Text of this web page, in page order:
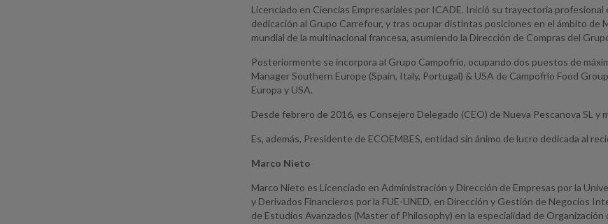
Licenciado en Ciencias Empresariales por ICADE. Inició su trayectoria
dedicación al Grupo Carrefour, y tras ocupar distintas posiciones en el ámbito de
mundial de la multinacional francesa, asumiendo la Dirección de Compras del
Posteriormente se incorpora al Grupo Campofrío, ocupando dos puestos de
Manager Southern Europe (Spain, Italy, Portugal) & USA de Campofrío Food
Europa y USA.
Desde febrero de 2016, es Consejero Delegado (CEO) de Nueva Pescanova SL y
Es, además, Presidente de ECOEMBES, entidad sin ánimo de lucro dedicada al
Marco Nieto
Marco Nieto es Licenciado en Administración y Dirección de Empresas por la
y Derivados Financieros por la FUE-UNED, en Dirección y Gestión de Negocios
de Estudios Avanzados (Master of Philosophy) en la especialidad de